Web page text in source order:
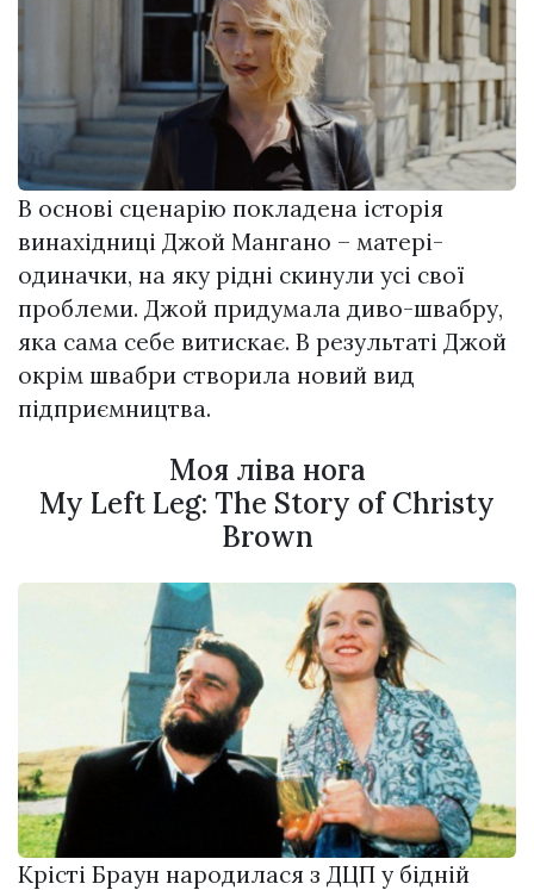
В основі сценарію покладена історія
винахідниці Джой Мангано – матері-
одиначки, на яку рідні скинули усі свої
проблеми. Джой придумала диво-швабру,
яка сама себе витискає. В результаті Джой
окрім швабри створила новий вид
підприємництва.
Моя ліва нога
My Left Leg: The Story of Christy
Brown
Крісті Браун народилася з ДЦП у бідній